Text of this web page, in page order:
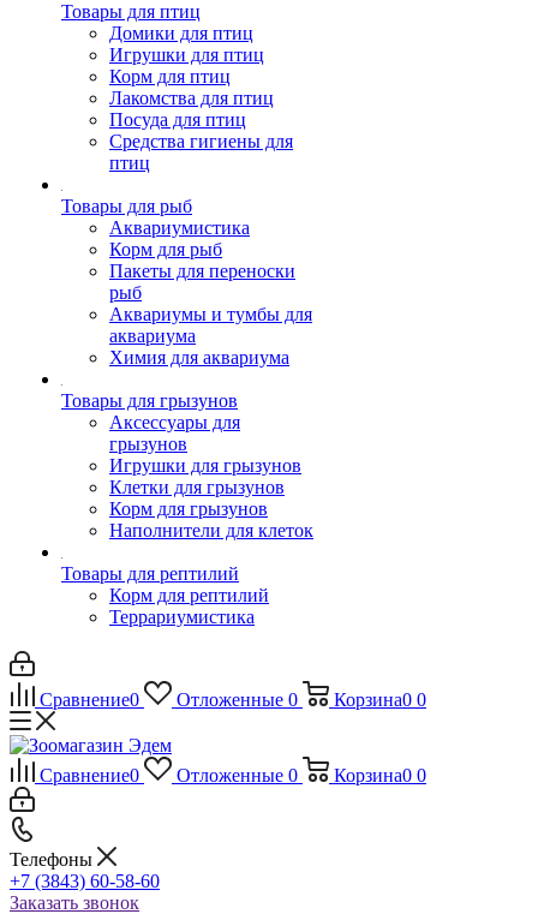
Товары для птиц
Домики для птиц
Игрушки для птиц
Корм для птиц
Лакомства для птиц
Посуда для птиц
Средства гигиены для
птиц
Товары для рыб
Аквариумистика
Корм для рыб
Пакеты для переноски
рыб
Аквариумы и тумбы для
аквариума
Химия для аквариума
Товары для грызунов
Аксессуары для
грызунов
Игрушки для грызунов
Клетки для грызунов
Корм для грызунов
Наполнители для клеток
Товары для рептилий
Корм для рептилий
Террариумистика
Сравнение0 Отложенные 0 Корзина0 0
Сравнение0 Отложенные 0 Корзина0 0
Телефоны
+7 (3843) 60-58-60
Заказать звонок